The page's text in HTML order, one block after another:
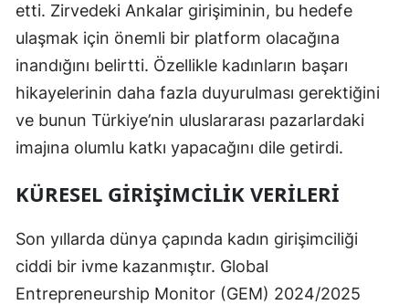
etti. Zirvedeki Ankalar girişiminin, bu hedefe
ulaşmak için önemli bir platform olacağına
inandığını belirtti. Özellikle kadınların başarı
hikayelerinin daha fazla duyurulması gerektiğini
ve bunun Türkiye’nin uluslararası pazarlardaki
imajına olumlu katkı yapacağını dile getirdi.
KÜRESEL GIRIŞIMCILIK VERILERI
Son yıllarda dünya çapında kadın girişimciliği
ciddi bir ivme kazanmıştır. Global
Entrepreneurship Monitor (GEM) 2024/2025